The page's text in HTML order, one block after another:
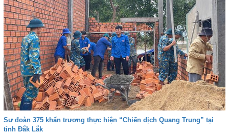
Sư đoàn 375 khẩn trương thực hiện “Chiến dịch Quang Trung” tại
tỉnh Đắk Lắk